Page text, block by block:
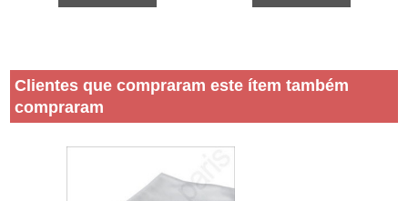
Clientes que compraram este ítem também
compraram